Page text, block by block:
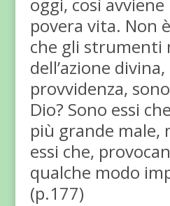
oggi, così
povera vita. Non
che gli strumenti
dell’azione
provvidenza,
Dio? Sono essi
più grande male,
essi che,
qualche modo
(p.177)